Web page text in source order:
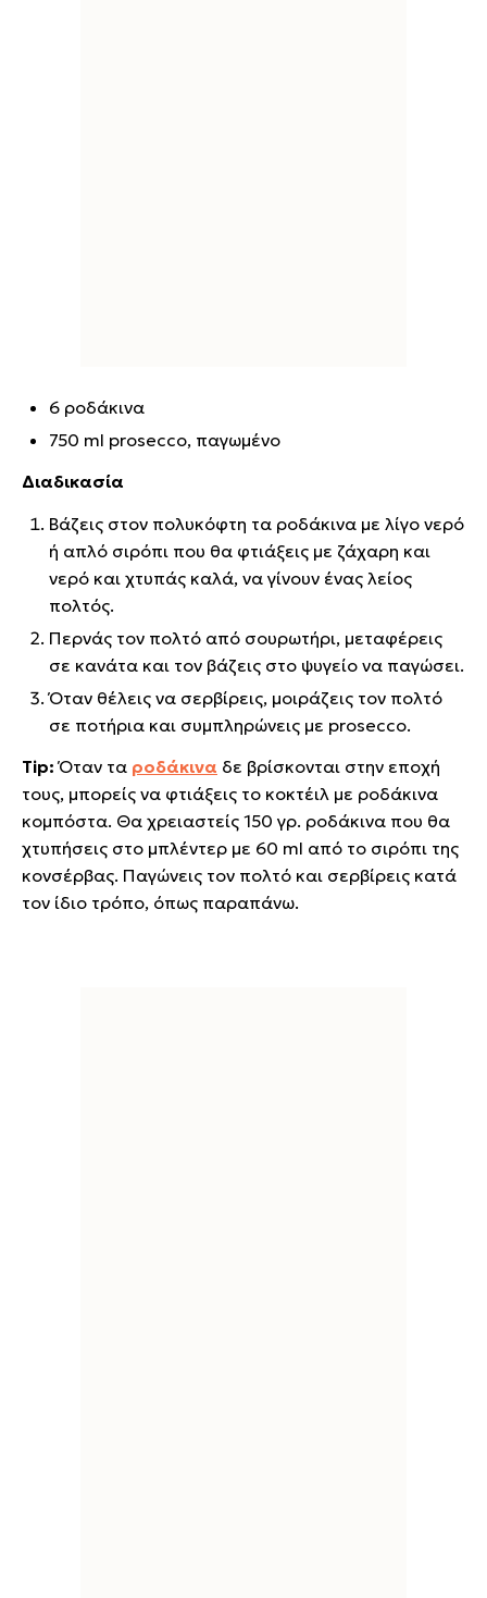
6 ροδάκινα
750 ml prosecco, παγωμένο
Διαδικασία
Βάζεις στον πολυκόφτη τα ροδάκινα με λίγο νερό
ή απλό σιρόπι που θα φτιάξεις με ζάχαρη και
νερό και χτυπάς καλά, να γίνουν ένας λείος
πολτός.
Περνάς τον πολτό από σουρωτήρι, μεταφέρεις
σε κανάτα και τον βάζεις στο ψυγείο να παγώσει.
Όταν θέλεις να σερβίρεις, μοιράζεις τον πολτό
σε ποτήρια και συμπληρώνεις με prosecco.
Tip:Όταν τα ροδάκινα δε βρίσκονται στην εποχή
τους, μπορείς να φτιάξεις το κοκτέιλ με ροδάκινα
κομπόστα. Θα χρειαστείς 150 γρ. ροδάκινα που θα
χτυπήσεις στο μπλέντερ με 60 ml από το σιρόπι της
κονσέρβας. Παγώνεις τον πολτό και σερβίρεις κατά
τον ίδιο τρόπο, όπως παραπάνω.